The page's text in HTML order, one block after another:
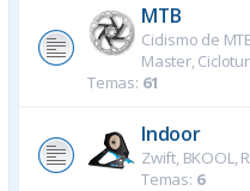
MTB
Ciclismo de
Master,
Temas: 61
Indoor
Zwift, BKOOL,
Temas: 6